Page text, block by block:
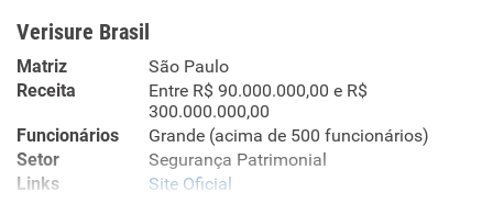
Verisure Brasil
Matriz
São Paulo
Receita
Entre R$ 90.000.000,00 e R$
300.000.000,00
Funcionários
Grande (acima de 500 funcionários)
Setor
Segurança Patrimonial
Links
Site Oficial